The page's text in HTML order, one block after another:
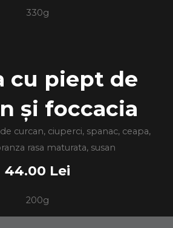
330g
cu piept de
și foccacia
curcan, ciuperci, spanac, ceapa,
rasa maturata, susan
44.00 Lei
200g